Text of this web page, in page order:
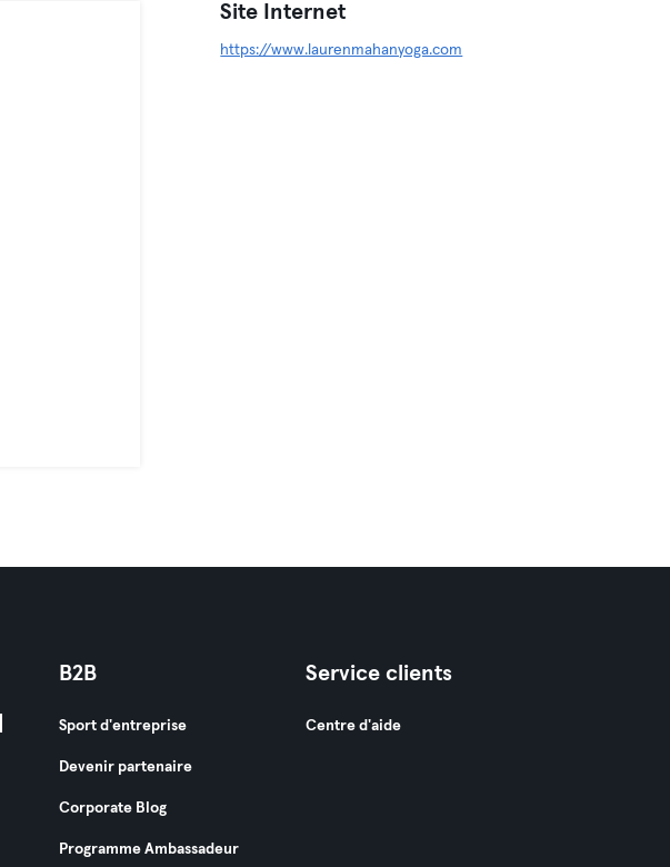
Site Internet
https://www.laurenmahanyoga.com
B2B
Sport d'entreprise
Devenir partenaire
Corporate Blog
Programme Ambassadeur
Service clients
Centre d'aide